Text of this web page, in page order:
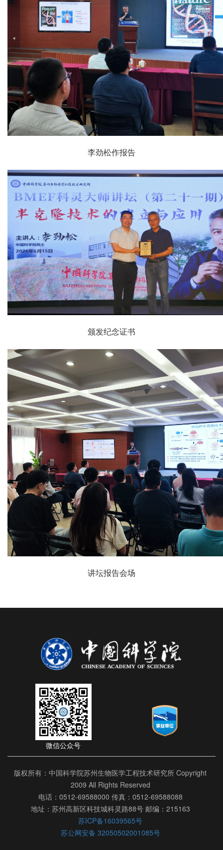
李劲松作报告
颁发纪念证书
讲坛报告会场
微信公众号
版权所有：中国科学院苏州生物医学工程技术研究所 Copyright
2009 All Rights Reserved
电话：0512-69588000 传真：0512-69588088
地址：苏州高新区科技城科灵路88号 邮编：215163
苏ICP备16039565号
苏公网安备 32050502001085号